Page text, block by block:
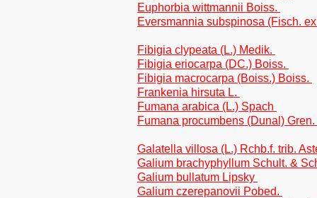
Euphorbia wittmannii Boiss.
Eversmannia subspinosa (Fisch.
Fibigia clypeata (L.) Medik.
Fibigia eriocarpa (DC.) Boiss.
Fibigia macrocarpa (Boiss.) Boiss.
Frankenia hirsuta L.
Fumana arabica (L.) Spach
Fumana procumbens (Dunal)
Galatella villosa (L.) Rchb.f. trib.
Galium brachyphyllum Schult. &
Galium bullatum Lipsky
Galium czerepanovii Pobed.